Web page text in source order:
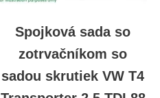
Spojková sada so
zotrvačníkom so
sadou skrutiek VW T4